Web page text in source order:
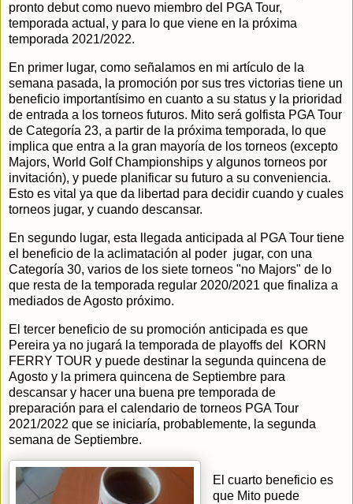
pronto debut como nuevo miembro del PGA Tour,
temporada actual, y para lo que viene en la próxima
temporada 2021/2022.
En primer lugar, como señalamos en mi artículo de la
semana pasada, la promoción por sus tres victorias tiene un
beneficio importantísimo en cuanto a su status y la prioridad
de entrada a los torneos futuros. Mito será golfista PGA Tour
de Categoría 23, a partir de la próxima temporada, lo que
implica que entra a la gran mayoría de los torneos (excepto
Majors, World Golf Championships y algunos torneos por
invitación), y puede planificar su futuro a su conveniencia.
Esto es vital ya que da libertad para decidir cuando y cuales
torneos jugar, y cuando descansar.
En segundo lugar, esta llegada anticipada al PGA Tour tiene
el beneficio de la aclimatación al poder jugar, con una
Categoría 30, varios de los siete torneos "no Majors" de lo
que resta de la temporada regular 2020/2021 que finaliza a
mediados de Agosto próximo.
El tercer beneficio de su promoción anticipada es que
Pereira ya no jugará la temporada de playoffs del KORN
FERRY TOUR y puede destinar la segunda quincena de
Agosto y la primera quincena de Septiembre para
descansar y hacer una buena pre temporada de
preparación para el calendario de torneos PGA Tour
2021/2022 que se iniciaría, probablemente, la segunda
semana de Septiembre.
El cuarto beneficio es
que Mito puede